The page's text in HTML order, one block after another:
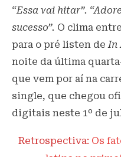
“Essa vai hitar”.
sucesso”. O clima
para o pré listen deIn
noite da última
que vem por aí na
single, que chegou
digitais neste 1º de
Retrospectiva: Os